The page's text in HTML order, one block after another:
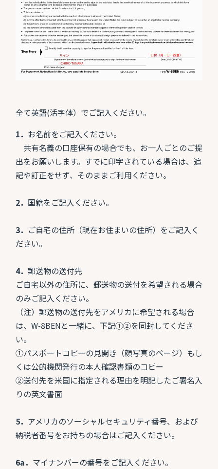
全て英語(活字体）でご記入ください。
1． お名前をご記入ください。
共有名義の口座保有の場合でも、お一人ごとのご提
出をお願いします。すでに印字されている場合は、追
記や訂正をせず、そのままご利用ください。
2． 国籍をご記入ください。
3． ご自宅の住所（現在お住まいの住所）をご記入く
ださい。
4． 郵送物の送付先
ご自宅以外の住所に、郵送物の送付を希望される場合
のみご記入ください。
（注）郵送物の送付先をアメリカに希望される場合
は、W-8BENと一緒に、下記①②を同封してくださ
い。
①パスポートコピーの見開き（顔写真のページ）もし
くは公的機関発行の本人確認書類のコピー
②送付先を米国に指定される理由を明記したご署名入
りの英文書面
5． アメリカのソーシャルセキュリティ番号、および
納税者番号をお持ちの場合はご記入ください。
6a． マイナンバーの番号をご記入ください。